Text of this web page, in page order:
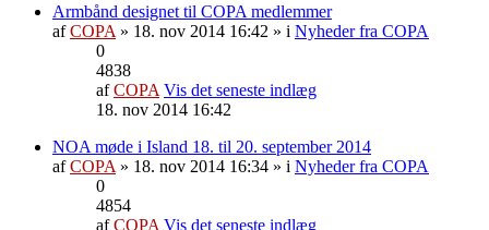
Armbånd designet til COPA medlemmer
afCOPA » 18. nov 2014 16:42 » i Nyheder fra COPA
0
4838
afCOPA Vis det seneste indlæg
18. nov 2014 16:42
NOA møde i Island 18. til 20. september 2014
afCOPA » 18. nov 2014 16:34 » i Nyheder fra COPA
0
4854
afCOPA Vis det seneste indlæg